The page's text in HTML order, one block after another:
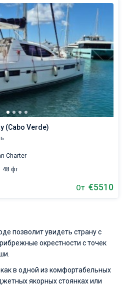
(Cabo Verde)
Charter
48 фт
От €5510
позволит увидеть страну с
окрестности с точек
в одной из комфортабельных
якорных стоянках или